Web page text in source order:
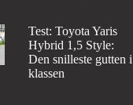
Test: Toyota Yaris
Hybrid 1,5 Style:
Den snilleste gutten i
klassen